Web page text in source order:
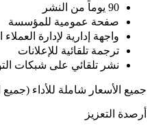
90 يوماً من النشر
صفحة عمومية للمؤسسة
واجهة إدارية لإدارة
ترجمة تلقائية للإعلانات
نشر تلقائي على شبكات
جميع الأسعار شاملة للأداء
أرصدة التعزيز